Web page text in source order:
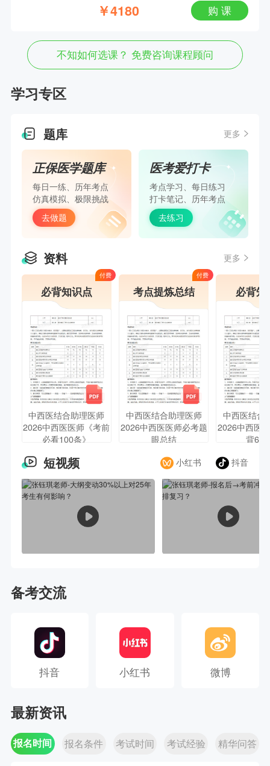
￥4180 购 课
不知如何选课？ 免费咨询课程顾问
学习专区
题库 更多
正保医学题库
每日一练、历年考点
仿真模拟、极限挑战
去做题
医考爱打卡
考点学习、每日练习
打卡笔记、历年考点
去练习
资料 更多
付费
必背知识点
中西医结合助理医师
2026中西医医师《考前
必看100条》
付费
考点提炼总结
中西医结合助理医师
2026中西医医师必考题
眼总结
必背知
中西医结合
2026中西医
背6页
短视频 抖音
小红书
备考交流
抖音 小红书 微博
最新资讯
报名时间 报名条件 考试时间 考试经验 精华问答